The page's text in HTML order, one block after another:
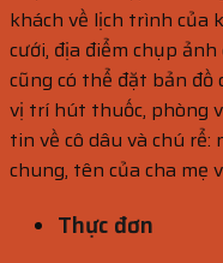
khách về lịch trình của
cưới, địa điểm chụp
cũng có thể đặt bản đồ
vị trí hút thuốc, phòng
tin về cô dâu và chú
chung, tên của cha mẹ
Thực đơn